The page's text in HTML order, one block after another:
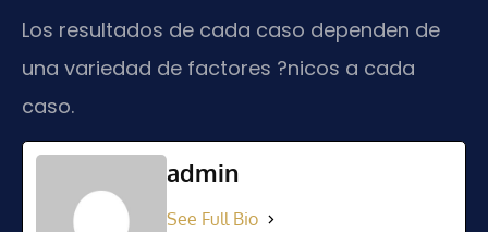
Los resultados de cada caso dependen de
una variedad de factores ?nicos a cada
caso.
admin
See Full Bio